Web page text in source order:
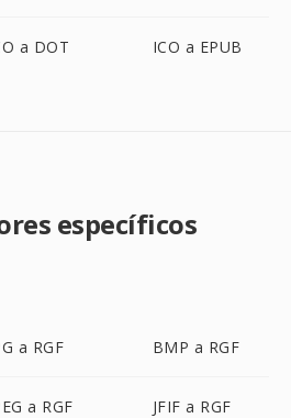
a DOT ICO a EPUB
específicos
a RGF BMP a RGF
a RGF JFIF a RGF